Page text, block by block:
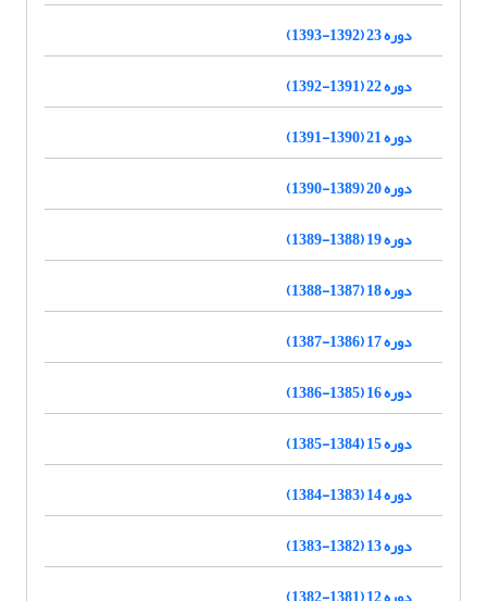
دوره 23 (1392-1393)
دوره 22 (1391-1392)
دوره 21 (1390-1391)
دوره 20 (1389-1390)
دوره 19 (1388-1389)
دوره 18 (1387-1388)
دوره 17 (1386-1387)
دوره 16 (1385-1386)
دوره 15 (1384-1385)
دوره 14 (1383-1384)
دوره 13 (1382-1383)